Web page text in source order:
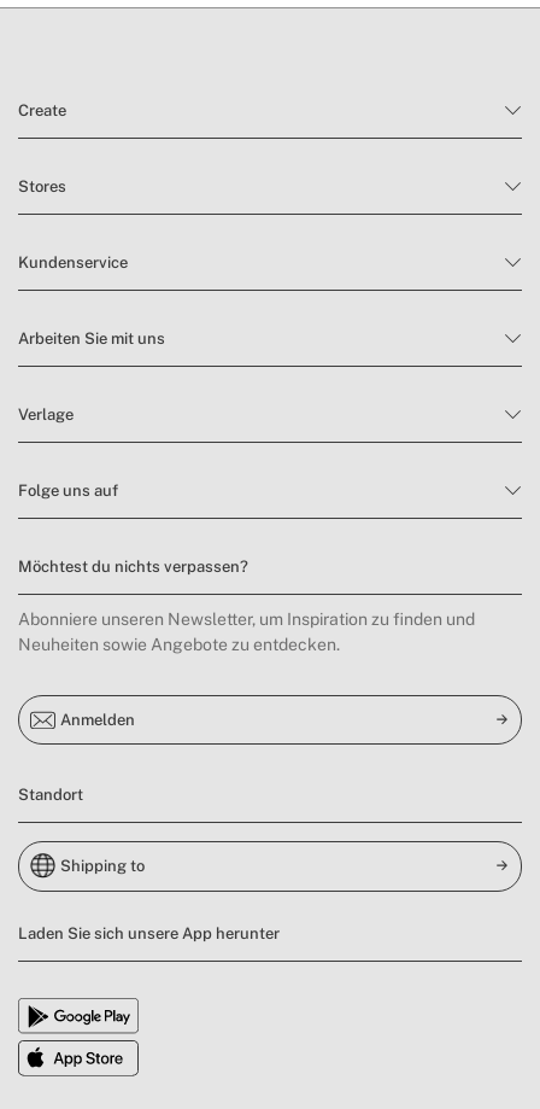
Create
Stores
Kundenservice
Arbeiten Sie mit uns
Verlage
Folge uns auf
Möchtest du nichts verpassen?
Abonniere unseren Newsletter, um Inspiration zu finden und
Neuheiten sowie Angebote zu entdecken.
Anmelden
Standort
Shipping to
Laden Sie sich unsere App herunter